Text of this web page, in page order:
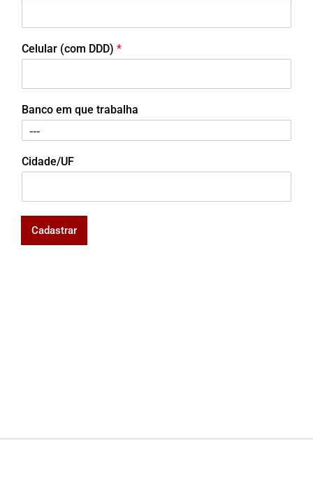
Celular (com DDD) *
Banco em que trabalha
Cidade/UF
Cadastrar